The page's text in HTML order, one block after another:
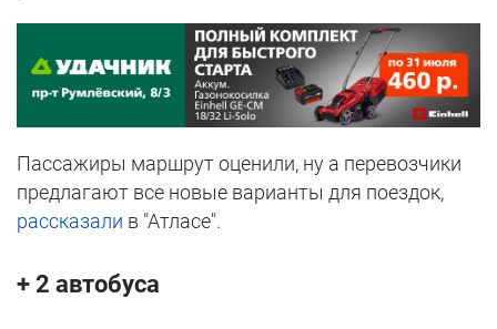
Пассажиры маршрут оценили, ну а перевозчики
предлагают все новые варианты для поездок,
рассказали в "Атласе".
+ 2 автобуса